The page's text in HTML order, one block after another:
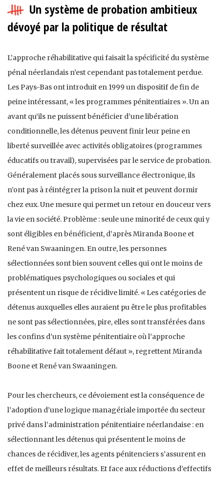
Un système de probation ambitieux
dévoyé par la politique de résultat
L’approche réhabilitative qui faisait la spécificité du système
pénal néerlandais n’est cependant pas totalement perdue.
Les Pays-Bas ont introduit en 1999 un dispositif de fin de
peine intéressant, « les programmes pénitentiaires ». Un an
avant qu’ils ne puissent bénéficier d’une libération
conditionnelle, les détenus peuvent finir leur peine en
liberté surveillée avec activités obligatoires (programmes
éducatifs ou travail), supervisées par le service de probation.
Généralement placés sous surveillance électronique, ils
n’ont pas à réintégrer la prison la nuit et peuvent dormir
chez eux. Une mesure qui permet un retour en douceur vers
la vie en société. Problème : seule une minorité de ceux qui y
sont éligibles en bénéficient, d’après Miranda Boone et
René van Swaaningen. En outre, les personnes
sélectionnées sont bien souvent celles qui ont le moins de
problématiques psychologiques ou sociales et qui
présentent un risque de récidive limité. « Les catégories de
détenus auxquelles elles auraient pu être le plus profitables
ne sont pas sélectionnées, pire, elles sont transférées dans
les confins d’un système pénitentiaire où l’approche
réhabilitative fait totalement défaut », regrettent Miranda
Boone et René van Swaaningen.
Pour les chercheurs, ce dévoiement est la conséquence de
l’adoption d’une logique managériale importée du secteur
privé dans l’administration pénitentiaire néerlandaise : en
sélectionnant les détenus qui présentent le moins de
chances de récidiver, les agents pénitenciers s’assurent en
effet de meilleurs résultats. Et face aux réductions d’effectifs